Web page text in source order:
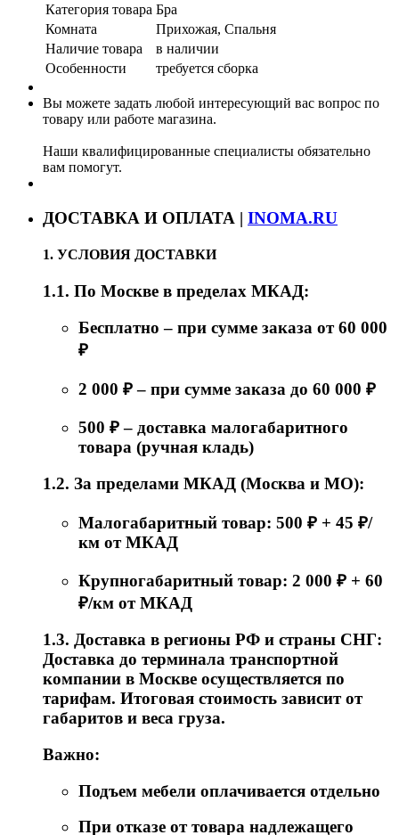
Категория товара Бра
Комната
Прихожая, Спальня
Наличие товара
в наличии
Особенности
требуется сборка
Вы можете задать любой интересующий вас вопрос по
товару или работе магазина.
Наши квалифицированные специалисты обязательно
вам помогут.
ДОСТАВКА И ОПЛАТА | INOMA.RU
1. УСЛОВИЯ ДОСТАВКИ
1.1. По Москве в пределах МКАД:
Бесплатно – при сумме заказа от 60 000
₽
2 000 ₽ – при сумме заказа до 60 000 ₽
500 ₽ – доставка малогабаритного
товара (ручная кладь)
1.2. За пределами МКАД (Москва и МО):
Малогабаритный товар: 500 ₽ + 45 ₽/
км от МКАД
Крупногабаритный товар: 2 000 ₽ + 60
₽/км от МКАД
1.3. Доставка в регионы РФ и страны СНГ:
Доставка до терминала транспортной
компании в Москве осуществляется по
тарифам. Итоговая стоимость зависит от
габаритов и веса груза.
Важно:
Подъем мебели оплачивается отдельно
При отказе от товара надлежащего